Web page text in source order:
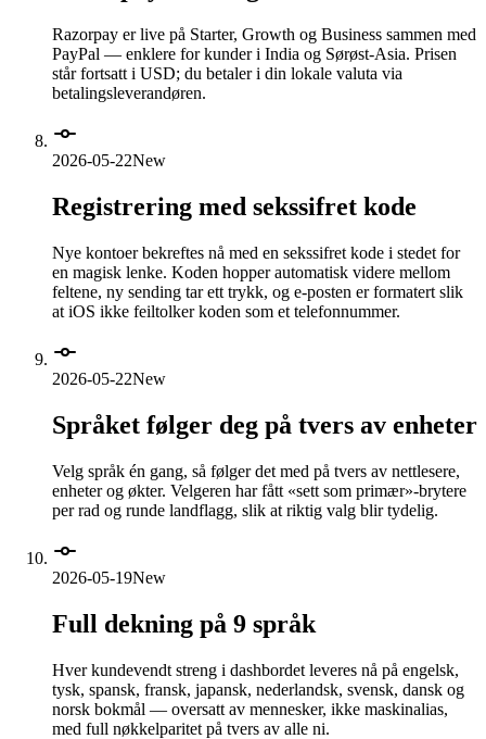
Razorpay er live på Starter, Growth og Business sammen med
PayPal — enklere for kunder i India og Sørøst-Asia. Prisen
står fortsatt i USD; du betaler i din lokale valuta via
betalingsleverandøren.
2026-05-22New
Registrering med sekssifret kode
Nye kontoer bekreftes nå med en sekssifret kode i stedet for
en magisk lenke. Koden hopper automatisk videre mellom
feltene, ny sending tar ett trykk, og e-posten er formatert slik
at iOS ikke feiltolker koden som et telefonnummer.
2026-05-22New
Språket følger deg på tvers av enheter
Velg språk én gang, så følger det med på tvers av nettlesere,
enheter og økter. Velgeren har fått «sett som primær»-brytere
per rad og runde landflagg, slik at riktig valg blir tydelig.
2026-05-19New
Full dekning på 9 språk
Hver kundevendt streng i dashbordet leveres nå på engelsk,
tysk, spansk, fransk, japansk, nederlandsk, svensk, dansk og
norsk bokmål — oversatt av mennesker, ikke maskinalias,
med full nøkkelparitet på tvers av alle ni.